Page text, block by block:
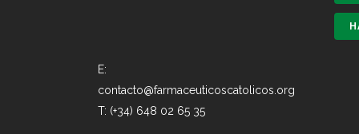
E:
contacto@farmaceuticoscatolicos.org
T: (+34) 648 02 65 35